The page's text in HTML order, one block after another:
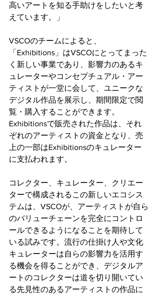
高いアートを知る手助けをしたいと考
えています。」
VSCOのチームによると、
「Exhibitions」はVSCOにとってまった
く新しい事業であり、影響力のあるキ
ュレーターやコンセプチュアル・アー
ティストが一堂に会して、ユニークな
デジタル作品を展示し、期間限定で閲
覧・購入することができます。
Exhibitionsで販売された作品は、それ
ぞれのアーティストの資金となり、売
上の一部はExhibitionsのキュレーター
に支払われます。
コレクター、キュレーター、クリエー
ターで構成されるこの新しいエコシス
テムは、VSCOが、アーティストが自ら
のバリューチェーンを完全にコントロ
ールできるようになることを期待して
いる試みです。流行の仕掛け人や文化
キュレーターは自らの影響力を活用す
る機会を得ることができ、デジタルア
ートのコレクターは道を切り開いてい
る先見性のあるアーティストの作品に